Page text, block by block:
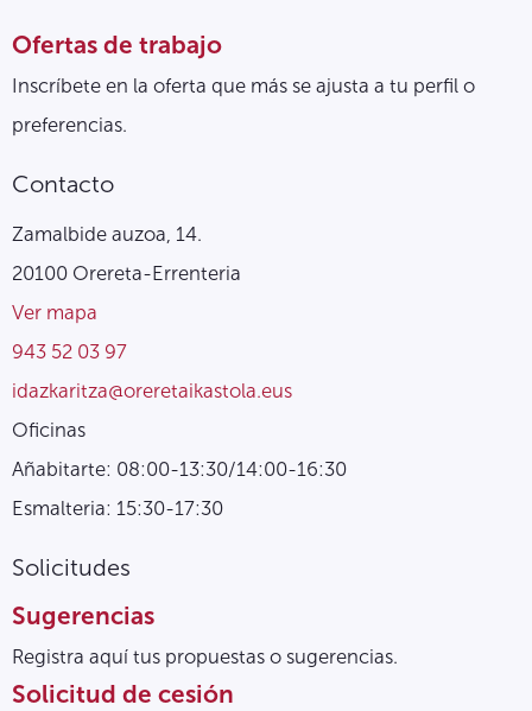
Ofertas de trabajo
Inscríbete en la oferta que más se ajusta a tu perfil o
preferencias.
Contacto
Zamalbide auzoa, 14.
20100 Orereta-Errenteria
Ver mapa
943 52 03 97
idazkaritza@oreretaikastola.eus
Oficinas
Añabitarte: 08:00-13:30/14:00-16:30
Esmalteria: 15:30-17:30
Solicitudes
Sugerencias
Registra aquí tus propuestas o sugerencias.
Solicitud de cesión